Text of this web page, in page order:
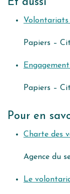
Et aussi
Volontariats
Papiers –
Papiers –
Pour en
Charte des
Agence du
Le